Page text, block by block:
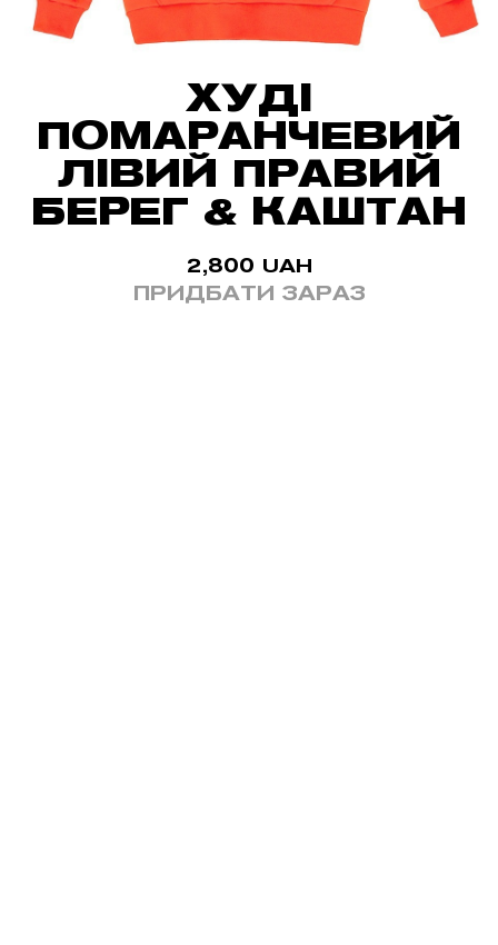
ХУДІ
ПОМАРАНЧЕВИЙ
ЛІВИЙ ПРАВИЙ
БЕРЕГ & КАШТАН
2,800 UAH
ПРИДБАТИ ЗАРАЗ